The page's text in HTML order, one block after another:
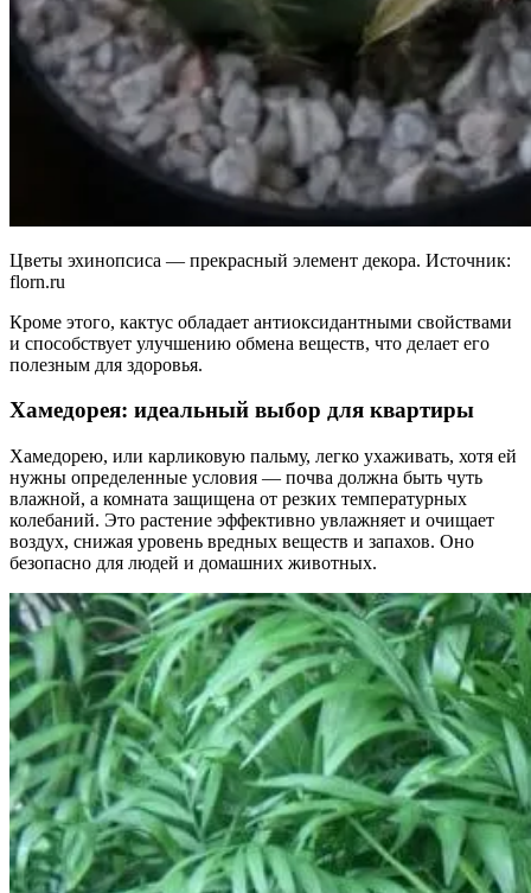
Цветы эхинопсиса — прекрасный элемент декора. Источник:
florn.ru
Кроме этого, кактус обладает антиоксидантными свойствами
и способствует улучшению обмена веществ, что делает его
полезным для здоровья.
Хамедорея: идеальный выбор для квартиры
Хамедорею, или карликовую пальму, легко ухаживать, хотя ей
нужны определенные условия — почва должна быть чуть
влажной, а комната защищена от резких температурных
колебаний. Это растение эффективно увлажняет и очищает
воздух, снижая уровень вредных веществ и запахов. Оно
безопасно для людей и домашних животных.